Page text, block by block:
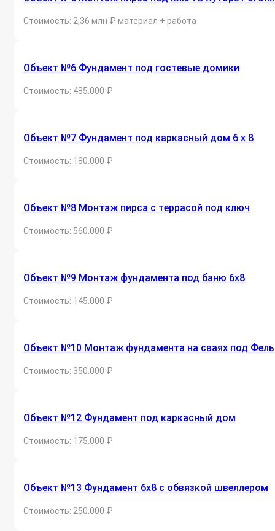
Стоимость: 2,36 млн ₽ материал + работа
Объект №6 Фундамент под гостевые домики
Стоимость: 485.000 ₽
Объект №7 Фундамент под каркасный дом 6 х 8
Стоимость: 180.000 ₽
Объект №8 Монтаж пирса с террасой под ключ
Стоимость: 560.000 ₽
Объект №9 Монтаж фундамента под баню 6х8
Стоимость: 145.000 ₽
Объект №10 Монтаж фундамента на сваях под
Стоимость: 350.000 ₽
Объект №12 Фундамент под каркасный дом
Стоимость: 175.000 ₽
Объект №13 Фундамент 6х8 с обвязкой швеллером
Стоимость: 250.000 ₽